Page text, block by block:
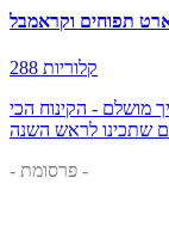
תפוחים וקראמבל
288 קלוריות
מושלם - הקינוח הכי
שתכינו לראש השנה
- פרסומת -